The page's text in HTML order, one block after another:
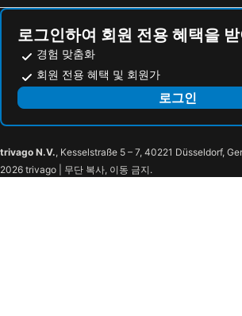
Hotel Avenue Chikugo
Hotel AZ
로그인하여 회원 전용 혜택을
경험 맞춤화
회원 전용 혜택 및 회원가
로그인
trivago N.V., Kesselstraße 5 – 7, 40221 Düsseldorf,
2026 trivago | 무단 복사, 이동 금지.